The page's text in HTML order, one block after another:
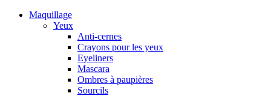
Maquillage
Yeux
Anti-cernes
Crayons pour les yeux
Eyeliners
Mascara
Ombres à paupières
Sourcils